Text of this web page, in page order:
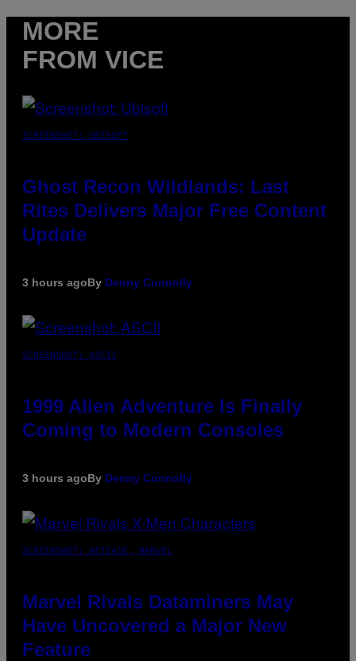
MORE
FROM VICE
SCREENSHOT: UBISOFT
Ghost Recon Wildlands: Last
Rites Delivers Major Free Content
Update
3 hours agoBy Denny Connolly
SCREENSHOT: ASCII
1999 Alien Adventure Is Finally
Coming to Modern Consoles
3 hours agoBy Denny Connolly
SCREENSHOT: NETEASE, MARVEL
Marvel Rivals Dataminers May
Have Uncovered a Major New
Feature